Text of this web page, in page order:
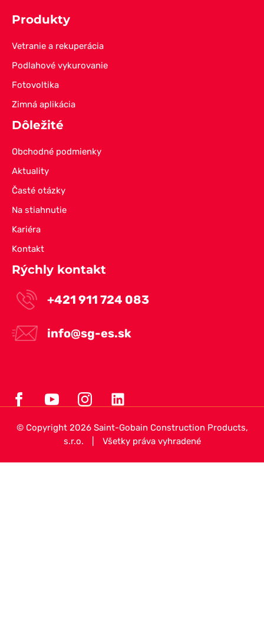
Produkty
Vetranie a rekuperácia
Podlahové vykurovanie
Fotovoltika
Zimná aplikácia
Dôležité
Obchodné podmienky
Aktuality
Časté otázky
Na stiahnutie
Kariéra
Kontakt
Rýchly kontakt
+421 911 724 083
info@sg-es.sk
© Copyright 2026 Saint-Gobain Construction Products,
s.r.o.
Všetky práva vyhradené